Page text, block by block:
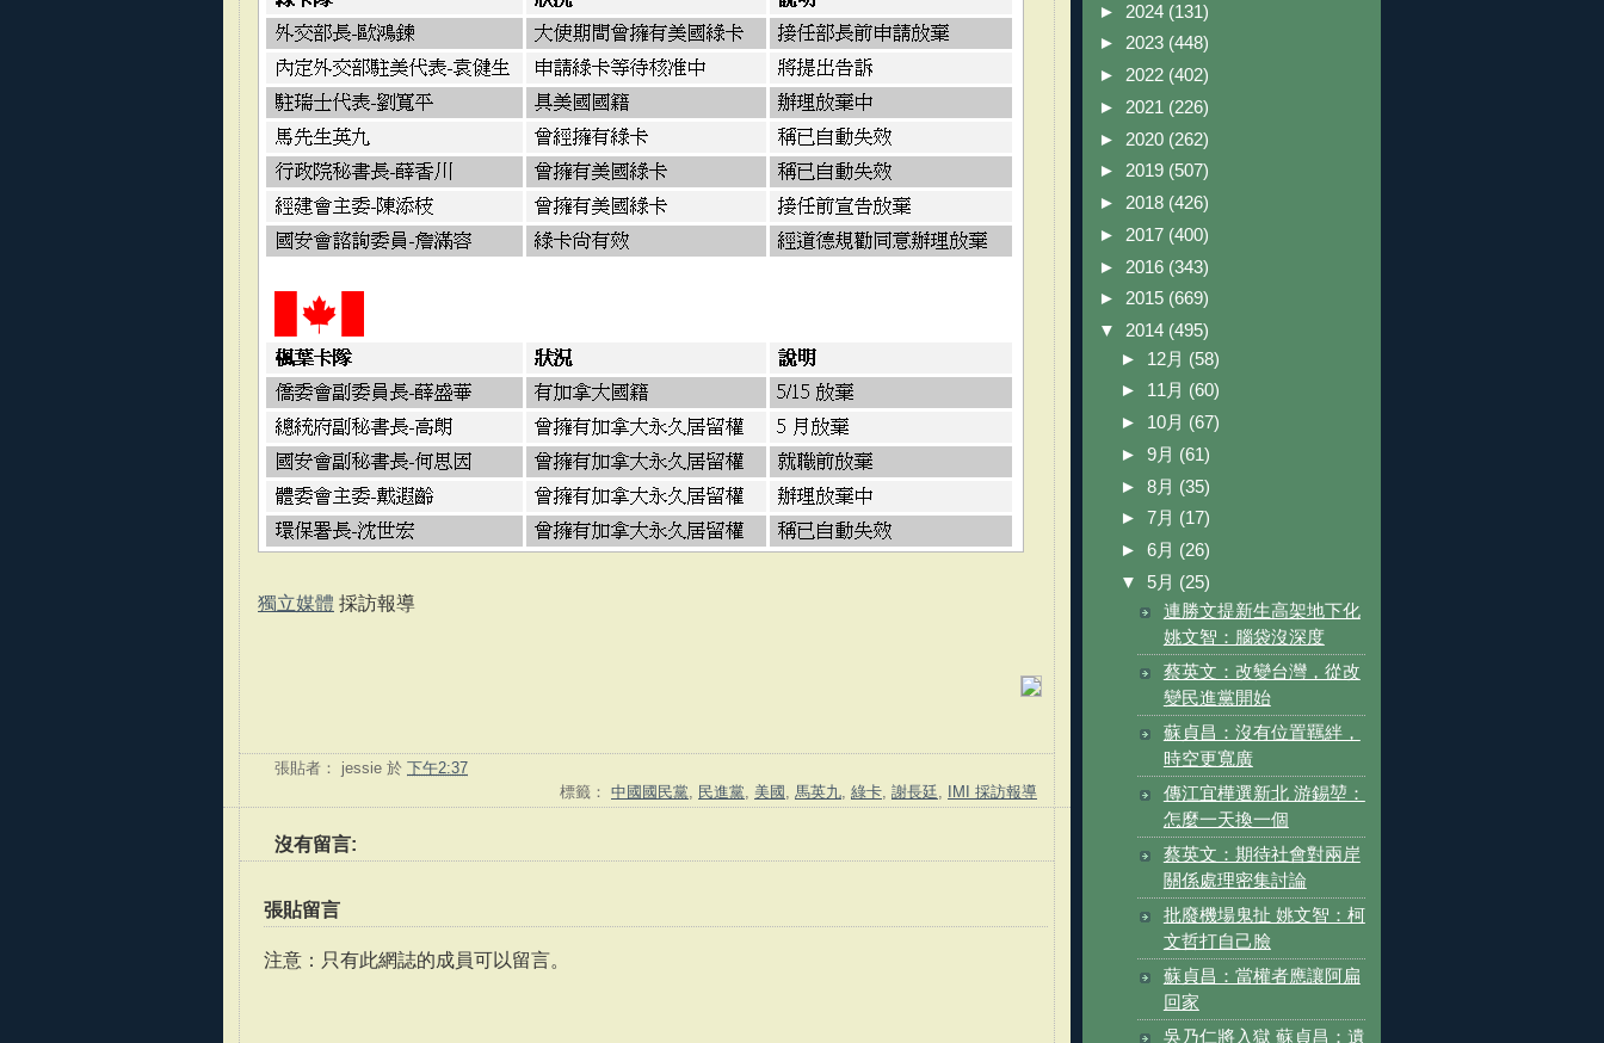
獨立媒體 採訪報導
張貼者： jessie 於 下午2:37
標籤： 中國國民黨 民進黨 美國 馬英九 綠卡 謝長廷 IMI 採訪報導
沒有留言:
張貼留言
注意：只有此網誌的成員可以留言。
► 2024 (131)
► 2023 (448)
► 2022 (402)
► 2021 (226)
► 2020 (262)
► 2019 (507)
► 2018 (426)
► 2017 (400)
► 2016 (343)
► 2015 (669)
▼ 2014 (495)
► 12月 (58)
► 11月 (60)
► 10月 (67)
► 9月 (61)
► 8月 (35)
► 7月 (17)
► 6月 (26)
▼ 5月 (25)
連勝文提新生高架地下化
姚文智：腦袋沒深度
蔡英文：改變台灣，從改
變民進黨開始
蘇貞昌：沒有位置羈絆，
時空更寬廣
傳江宜樺選新北 游錫堃：
怎麼一天換一個
蔡英文：期待社會對兩岸
關係處理密集討論
批廢機場鬼扯 姚文智：柯
文哲打自己臉
蘇貞昌：當權者應讓阿扁
回家
吳乃仁將入獄 蘇貞昌：遺